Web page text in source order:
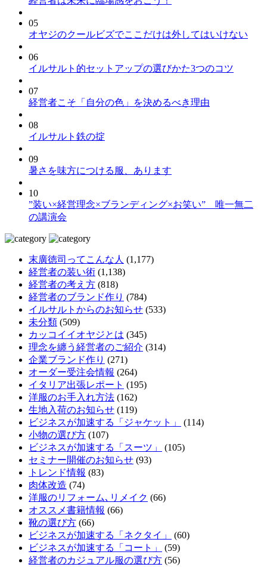
05
オヤジのクールビズでここだけは外してはいけない
06
イルサルト的セットアップの選びかた3つのコツ
07
経営者こそ「自分の色」を決めるべき理由
08
イルサルト鉄の掟
09
暑さを味方につける服、あります
10
”装い×経営理念×ブランディング×お笑い” 唯一無二
の講演会
末廣徳司ってこんな人 (1,177)
経営者の装い術 (1,138)
経営者の考え方 (818)
経営者のブランド作り (784)
イルサルトからのお知らせ (533)
未分類 (509)
カッコイイオヤジとは (345)
理念を纏う経営者のご紹介 (314)
企業ブランド作り (271)
オーダー受注会情報 (264)
イタリア出張レポート (195)
洋服のお手入れ方法 (162)
生地入荷のお知らせ (119)
ビジネスが加速する「ジャケット」
(114)
小物の選び方 (107)
ビジネスが加速する「スーツ」
(105)
セミナー開催のお知らせ (93)
トレンド情報 (83)
肉体改造 (74)
洋服のリフォーム､リメイク (66)
オススメ書籍情報 (66)
靴の選び方 (66)
ビジネスが加速する「ネクタイ」
(60)
ビジネスが加速する「コート」
(59)
経営者のカジュアル服の選び方 (56)